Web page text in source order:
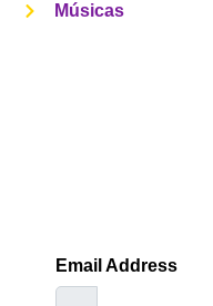
Músicas
Email Address